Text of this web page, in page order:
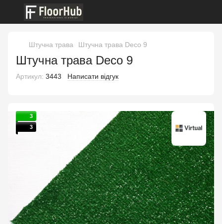
Штучна трава Штучна трава Deco 9
Штучна трава Deco 9
Артикул: 3443 Написати відгук
3
3